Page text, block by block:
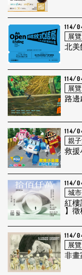
114/
展覽
北美
114/
展覽
路邊
114/
親
救援
114/
城
紅樓
】徵
114/
展覽
非畫